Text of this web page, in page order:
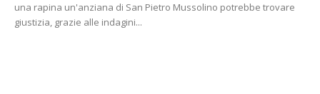
una rapina un'anziana di San Pietro Mussolino potrebbe trovare
giustizia, grazie alle indagini...